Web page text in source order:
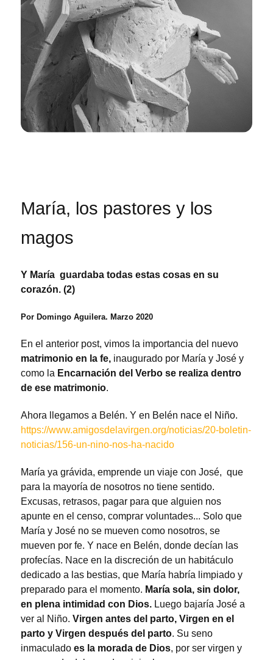
María, los pastores y los
magos
Y María guardaba todas estas cosas en su
corazón. (2)
Por Domingo Aguilera. Marzo 2020
En el anterior post, vimos la importancia del nuevo
matrimonio en la fe, inaugurado por María y José y
como la Encarnación del Verbo se realiza dentro
de ese matrimonio.
Ahora llegamos a Belén. Y en Belén nace el Niño.
https://www.amigosdelavirgen.org/noticias/20-boletin-
noticias/156-un-nino-nos-ha-nacido
María ya grávida, emprende un viaje con José, que
para la mayoría de nosotros no tiene sentido.
Excusas, retrasos, pagar para que alguien nos
apunte en el censo, comprar voluntades... Solo que
María y José no se mueven como nosotros, se
mueven por fe. Y nace en Belén, donde decían las
profecías. Nace en la discreción de un habitáculo
dedicado a las bestias, que María habría limpiado y
preparado para el momento. María sola, sin dolor,
en plena intimidad con Dios. Luego bajaría José a
ver al Niño. Virgen antes del parto, Virgen en el
parto y Virgen después del parto. Su seno
inmaculado es la morada de Dios, por ser virgen y